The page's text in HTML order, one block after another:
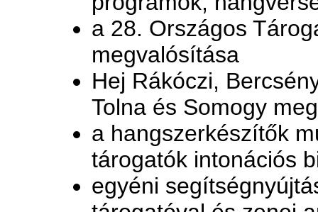
a 28. Országos
megvalósítása
Hej Rákóczi,
Tolna és Somogy
a hangszerkészítők
tárogatók intonációs
egyéni